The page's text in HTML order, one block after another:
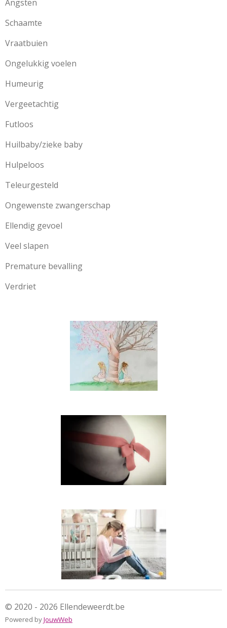
Angsten
Schaamte
Vraatbuien
Ongelukkig voelen
Humeurig
Vergeetachtig
Futloos
Huilbaby/zieke baby
Hulpeloos
Teleurgesteld
Ongewenste zwangerschap
Ellendig gevoel
Veel slapen
Premature bevalling
Verdriet
© 2020 - 2026 Ellendeweerdt.be
Powered byJouwWeb